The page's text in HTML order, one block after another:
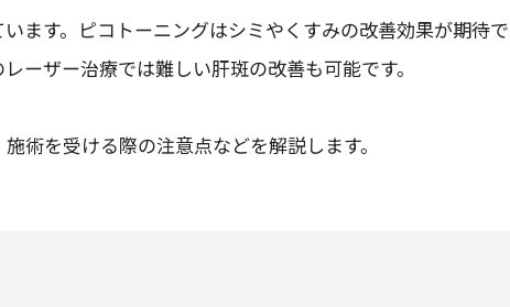
ます。ピコトーニングはシミやくすみの改善効果が期待
ーザー治療では難しい肝斑の改善も可能です。
術を受ける際の注意点などを解説します。